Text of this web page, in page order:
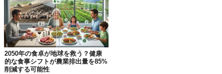
2050年の食卓が地球を救う？健康
的な食事シフトが農業排出量を85%
削減する可能性